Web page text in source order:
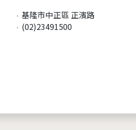
基隆市中正區 正濱路
(02)23491500